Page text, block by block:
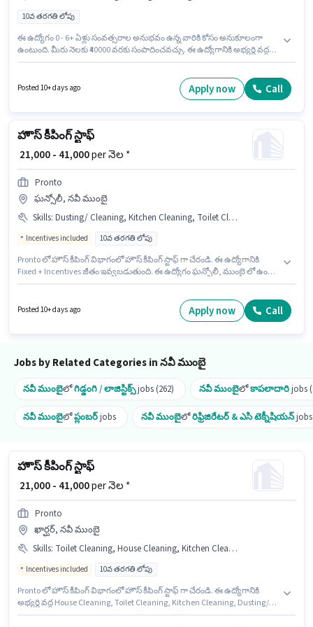
10వ తరగతి లోపు
ఈ ఉద్యోగం 0 - 6+ ఏళ్లు సంవత్సరాల అనుభవం ఉన్న వారికి కోసం అనుకూలంగా
ఉంటుంది. మీరు నెలకు ₹40000 వరకు సంపాదించవచ్చు. ఈ ఉద్యోగానికి అభ్యర్థి వద్ద
ఉద్యోగంలో అదనపు ప్రయోజనాలు Insurance ఉన్నాయి. ఈ ఖాళీ సాన్పాడా, ముంబై
లో ఉంది. ఈ ఉద్యోగానికి Fixed జీతం అందుబాటులో ఉంది.
Posted 10+ days ago Apply now Call
హౌస్ కీపింగ్ స్టాఫ్
₹ 21,000 - 41,000per నెల *
Pronto
ఘన్సోలీ, నవీ ముంబై
Skills: Dusting/ Cleaning, Kitchen Cleaning, Toilet Cleaning, House Cleaning
Incentives included 10వ తరగతి లోపు
Pronto లో హౌస్ కీపింగ్ విభాగంలో హౌస్ కీపింగ్ స్టాఫ్ గా చేరండి. ఈ ఉద్యోగానికి
Fixed + Incentives జీతం ఇవ్వబడుతుంది. ఈ ఉద్యోగం ఘన్సోలీ, ముంబై లో ఉంది.
ఈ ఉద్యోగానికి అప్లై చేసుకోవచ్చు. ఈ ఉద్యోగానికి అర్హత పొందేందుకు అభ్యర్థికి House
Cleaning, Toilet Cleaning, Kitchen Cleaning, Dusting/ Cleaning వంటి
Posted 10+ days ago Apply now Call
Jobs by Related Categories in నవీ ముంబై
నవీ ముంబైలోగిడ్డంగి / లాజిస్టిక్స్jobs (262) నవీ ముంబైలోకాపలాదారిjobs
నవీ ముంబైలోప్లంబర్jobs నవీ ముంబైలోరిఫ్రిజిరేటర్ & ఎసి టెక్నీషియన్jobs
హౌస్ కీపింగ్ స్టాఫ్
₹ 21,000 - 41,000per నెల *
Pronto
ఖార్ఘర్, నవీ ముంబై
Skills: Toilet Cleaning, House Cleaning, Kitchen Cleaning, Dusting/ Cleaning
Incentives included 10వ తరగతి లోపు
Pronto లో హౌస్ కీపింగ్ విభాగంలో హౌస్ కీపింగ్ స్టాఫ్ గా చేరండి. ఈ ఉద్యోగానికి
అభ్యర్థి వద్ద House Cleaning, Toilet Cleaning, Kitchen Cleaning, Dusting/